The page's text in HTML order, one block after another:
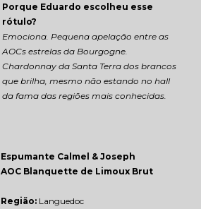
Porque Eduardo escolheu esse
rótulo?
Emociona. Pequena apelação entre as
AOCs estrelas da Bourgogne.
Chardonnay da Santa Terra dos brancos
que brilha, mesmo não estando no hall
da fama das regiões mais conhecidas.
Espumante Calmel & Joseph
AOC Blanquette de Limoux Brut
Região: Languedoc